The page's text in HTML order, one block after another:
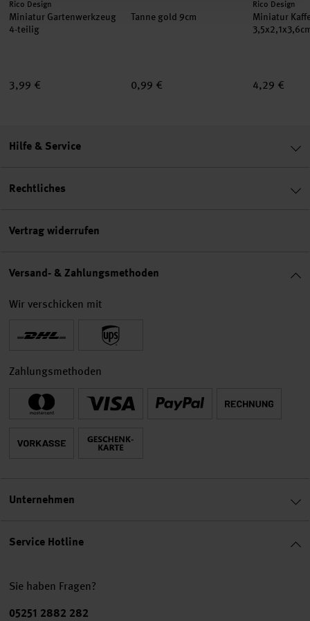
Hersteller:
Rico Design
Miniatur Gartenwerkzeug
4-teilig
3,99 €
Tanne gold 9cm
0,99 €
Hersteller:
Rico Design
Miniatur
4,29 €
Service Hotline
Sie haben Fragen?
Telefonnummer
05251 2882 282
Hilfe & Service
Rechtliches
Vertrag widerrufen
Versand- & Zahlungsmethoden
Wir verschicken mit
Zahlungsmethoden
Unternehmen